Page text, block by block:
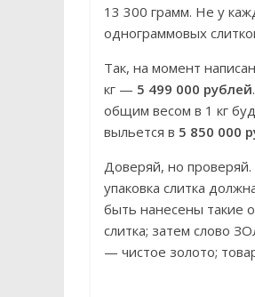
13 300 грамм. Не у
однограммовых
Так, на момент
кг — 5 499 000 рублей
общим весом в 1 кг
выльется в 5 850 000
Доверяй, но
упаковка слитка
быть нанесены такие
слитка; затем слово
— чистое золото;